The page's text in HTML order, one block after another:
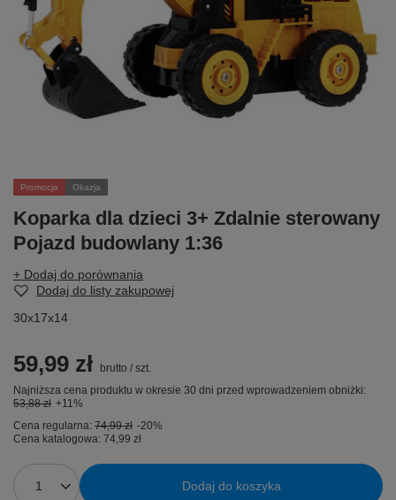
Promocja Okazja
Koparka dla dzieci 3+ Zdalnie sterowany
Pojazd budowlany 1:36
+ Dodaj do porównania
Dodaj do listy zakupowej
30x17x14
59,99 zł brutto / szt.
Najniższa cena produktu w okresie 30 dni przed wprowadzeniem obniżki:
53,88 zł +11%
Cena regularna: 74,99 zł -20%
Cena katalogowa: 74,99 zł
Dodaj do koszyka